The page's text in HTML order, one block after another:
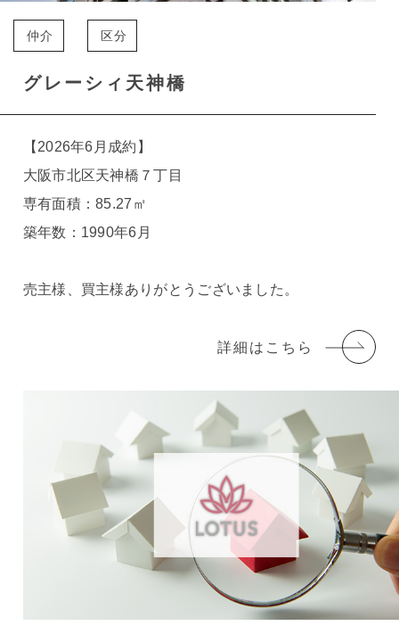
仲介 区分
グレーシィ天神橋
【2026年6月成約】
大阪市北区天神橋７丁目
専有面積：85.27㎡
築年数：1990年6月
売主様、買主様ありがとうございました。
詳細はこちら